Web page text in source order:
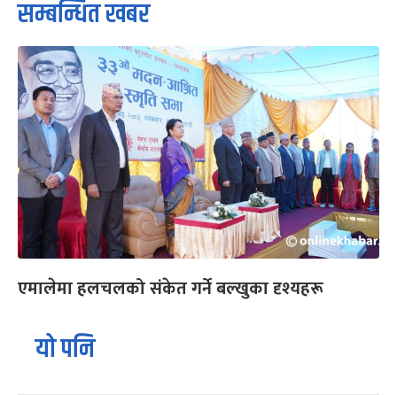
सम्बन्धित खबर
एमालेमा हलचलको संकेत गर्ने बल्खुका दृश्यहरू
यो पनि